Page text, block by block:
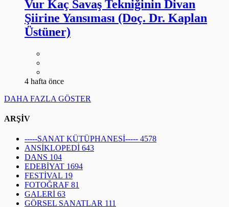
Vur Kaç Savaş Tekniğinin Divan
Şiirine Yansıması (Doç. Dr. Kaplan
Üstüner)
4 hafta önce
DAHA FAZLA GÖSTER
ARŞİV
-----SANAT KÜTÜPHANESİ----- 4578
ANSİKLOPEDİ 643
DANS 104
EDEBİYAT 1694
FESTİVAL 19
FOTOĞRAF 81
GALERİ 63
GÖRSEL SANATLAR 111